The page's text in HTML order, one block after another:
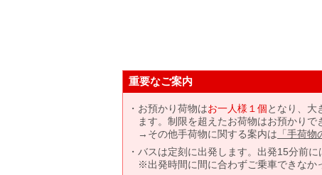
重要なご案内
お預かり荷物はお一人様１個となり、大
ます。制限を超えたお荷物はお預かりで
→その他手荷物に関する案内は 「手荷
バスは定刻に出発します。出発15分前
※出発時間に間に合わずご乗車できなか